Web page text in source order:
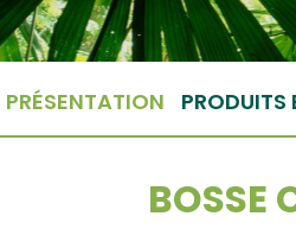
PRÉSENTATION PRODUITS
BOSSE